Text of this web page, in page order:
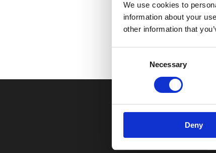
We use cookies to
information about your
other information that
Necessary
Deny